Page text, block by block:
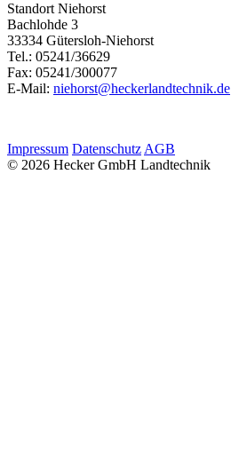
Standort Niehorst
Bachlohde 3
33334 Gütersloh-Niehorst
Tel.: 05241/36629
Fax: 05241/300077
E-Mail: niehorst@heckerlandtechnik.de
Impressum Datenschutz AGB
© 2026 Hecker GmbH Landtechnik